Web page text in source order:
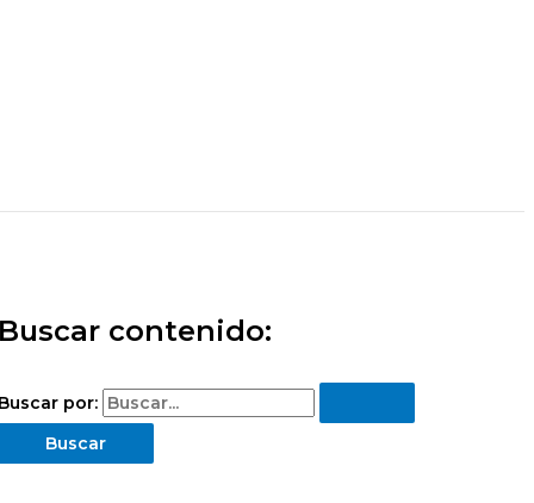
Buscar contenido:
Buscar por: